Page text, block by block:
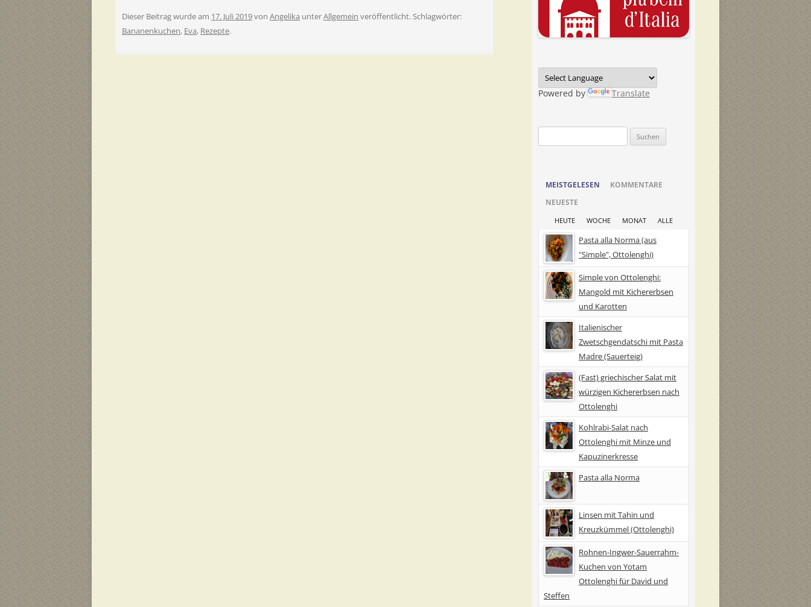
Dieser Beitrag wurde am 17. Juli 2019von Angelika unterAllgemein veröffentlicht. Schlagwörter:
Bananenkuchen, Eva, Rezepte.
Powered by Translate
nach:
MEISTGELESEN
KOMMENTARE
NEUESTE
HEUTE WOCHE MONAT ALLE
Pasta alla Norma (aus
"Simple", Ottolenghi)
Simple von Ottolenghi:
Mangold mit Kichererbsen
und Karotten
Italienischer
Zwetschgendatschi mit Pasta
Madre (Sauerteig)
(Fast) griechischer Salat mit
würzigen Kichererbsen nach
Ottolenghi
Kohlrabi-Salat nach
Ottolenghi mit Minze und
Kapuzinerkresse
Pasta alla Norma
Linsen mit Tahin und
Kreuzkümmel (Ottolenghi)
Rohnen-Ingwer-Sauerrahm-
Kuchen von Yotam
Ottolenghi für David und
Steffen